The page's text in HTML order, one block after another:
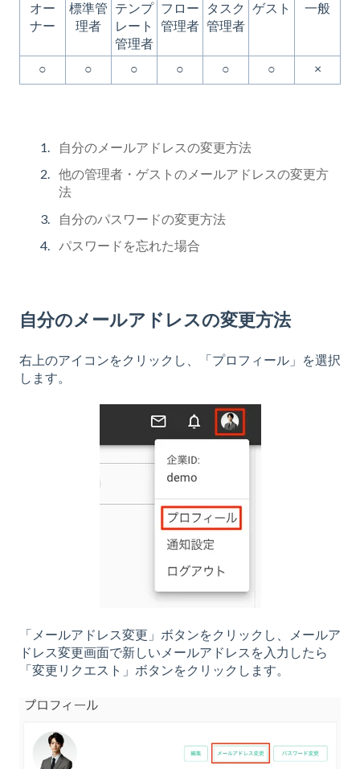
オー
ナー
標準管
理者
テンプ
レート
管理者
フロー
管理者
タスク
管理者
ゲスト 一般
○ ○ ○ ○ ○ ○ ×
自分のメールアドレスの変更方法
他の管理者・ゲストのメールアドレスの変更方
法
自分のパスワードの変更方法
パスワードを忘れた場合
自分のメールアドレスの変更方法
右上のアイコンをクリックし、「プロフィール」を選択
します。
「メールアドレス変更」ボタンをクリックし、メールア
ドレス変更画面で新しいメールアドレスを入力したら
「変更リクエスト」ボタンをクリックします。